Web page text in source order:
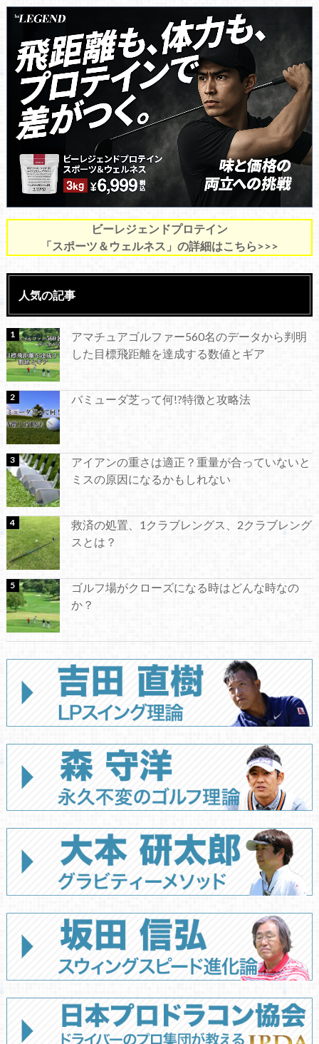
ビーレジェンドプロテイン
「スポーツ＆ウェルネス」の詳細はこちら>>>
人気の記事
アマチュアゴルファー560名のデータから判明
した目標飛距離を達成する数値とギア
バミューダ芝って何!?特徴と攻略法
アイアンの重さは適正？重量が合っていないと
ミスの原因になるかもしれない
救済の処置、1クラブレングス、2クラブレング
スとは？
ゴルフ場がクローズになる時はどんな時なの
か？